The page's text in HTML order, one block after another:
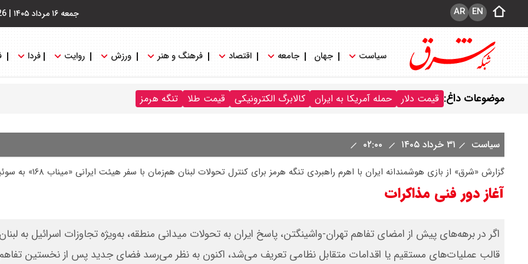
جمعه ۱۶ مرداد ۱۴۰۵ | EN
AR
سیاست جهان جامعه اقتصاد فرهنگ و هنر ورزش روایت فردا
موضوعات داغ: قیمت دلار حمله آمریکا به ایران کالابرگ الکترونیکی قیمت طلا تنگه هرمز
سیاست ۳۱ خرداد ۱۴۰۵
گزارش «شرق» از بازی هوشمندانه ایران با اهرم راهبردی تنگه هرمز برای کنترل تحولات لبنان هم‌زمان با سفر هیئت ایرانی «میناب ۱۶۸» به سوئیس
آغاز دور فنی مذاکرات
اگر در برهه‌های پیش از امضای تفاهم تهران-واشینگتن، پاسخ ایران به تحولات میدانی منطقه، به‌ویژه تجاوزات اسرائیل به
قالب عملیات‌های مستقیم یا اقدامات متقابل نظامی تعریف می‌شد، اکنون به نظر می‌رسد فضای جدید پس از نخستین